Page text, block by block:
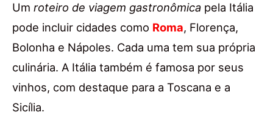
Um roteiro de viagem gastronômica pela Itália
pode incluir cidades como Roma, Florença,
Bolonha e Nápoles. Cada uma tem sua própria
culinária. A Itália também é famosa por seus
vinhos, com destaque para a Toscana e a
Sicília.